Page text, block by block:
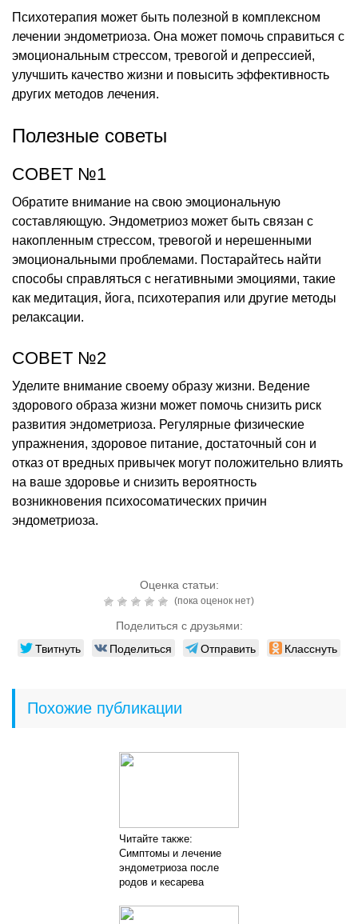
Психотерапия может быть полезной в комплексном
лечении эндометриоза. Она может помочь справиться с
эмоциональным стрессом, тревогой и депрессией,
улучшить качество жизни и повысить эффективность
других методов лечения.
Полезные советы
СОВЕТ №1
Обратите внимание на свою эмоциональную
составляющую. Эндометриоз может быть связан с
накопленным стрессом, тревогой и нерешенными
эмоциональными проблемами. Постарайтесь найти
способы справляться с негативными эмоциями, такие
как медитация, йога, психотерапия или другие методы
релаксации.
СОВЕТ №2
Уделите внимание своему образу жизни. Ведение
здорового образа жизни может помочь снизить риск
развития эндометриоза. Регулярные физические
упражнения, здоровое питание, достаточный сон и
отказ от вредных привычек могут положительно влиять
на ваше здоровье и снизить вероятность
возникновения психосоматических причин
эндометриоза.
Оценка статьи:
(пока оценок нет)
Поделиться с друзьями:
Твитнуть Поделиться Отправить Класснуть
Похожие публикации
Читайте также:
Симптомы и лечение
эндометриоза после
родов и кесарева